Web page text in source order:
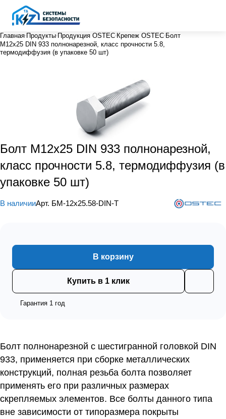
Главная Продукты Продукция OSTEC Крепеж OSTEC Болт
М12х25 DIN 933 полнонарезной, класс прочности 5.8,
термодиффузия (в упаковке 50 шт)
Болт М12х25 DIN 933 полнонарезной,
класс прочности 5.8, термодиффузия (в
упаковке 50 шт)
В наличииАрт. БМ-12х25.58-DIN-Т
В корзину
Купить в 1 клик
Гарантия 1 год
Болт полнонарезной с шестигранной головкой DIN
933, применяется при сборке металлических
конструкций, полная резьба болта позволяет
применять его при различных размерах
скрепляемых элементов. Все болты данного типа
вне зависимости от типоразмера покрыты